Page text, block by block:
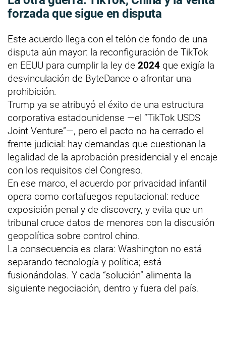
forzada que sigue en disputa
Este acuerdo llega con el telón de fondo de una
disputa aún mayor: la reconfiguración de TikTok
en EEUU para cumplir la ley de 2024 que exigía la
desvinculación de ByteDance o afrontar una
prohibición.
Trump ya se atribuyó el éxito de una estructura
corporativa estadounidense —el “TikTok USDS
Joint Venture”—, pero el pacto no ha cerrado el
frente judicial: hay demandas que cuestionan la
legalidad de la aprobación presidencial y el encaje
con los requisitos del Congreso.
En ese marco, el acuerdo por privacidad infantil
opera como cortafuegos reputacional: reduce
exposición penal y de discovery, y evita que un
tribunal cruce datos de menores con la discusión
geopolítica sobre control chino.
La consecuencia es clara: Washington no está
separando tecnología y política; está
fusionándolas. Y cada “solución” alimenta la
siguiente negociación, dentro y fuera del país.